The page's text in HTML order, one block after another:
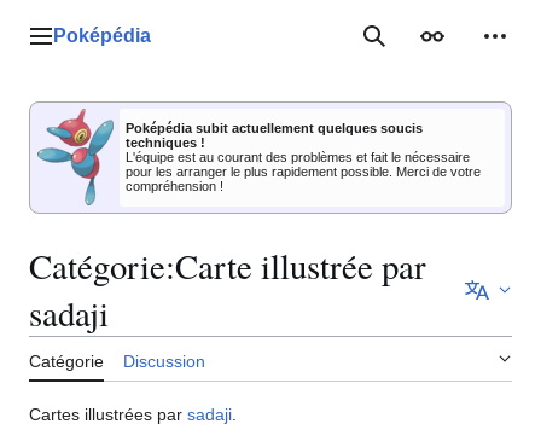
Menu principal
Poképédia RechercherApparence
Poképédia subit actuellement quelques soucis
techniques !
L'équipe est au courant des problèmes et fait le nécessaire
pour les arranger le plus rapidement possible. Merci de votre
compréhension !
Catégorie:Carte illustrée par
sadaji
Catégorie Discussion
Cartes illustrées par sadaji